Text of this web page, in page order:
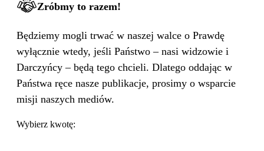
Zróbmy to razem!
Będziemy mogli trwać w naszej walce o Prawdę
wyłącznie wtedy, jeśli Państwo – nasi widzowie i
Darczyńcy – będą tego chcieli. Dlatego oddając w
Państwa ręce nasze publikacje, prosimy o wsparcie
misji naszych mediów.
Wybierz kwotę: